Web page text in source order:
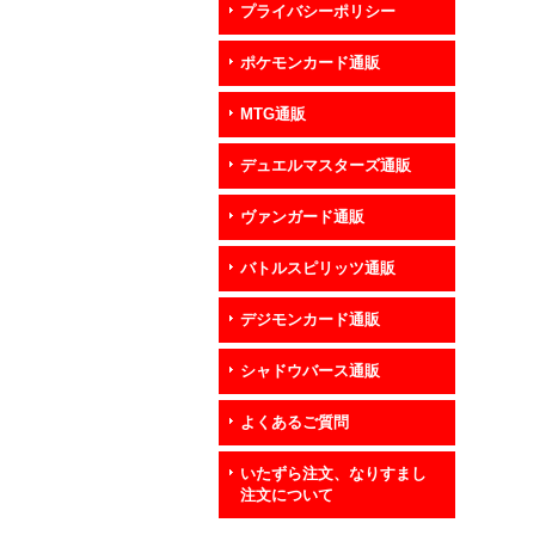
プライバシーポリシー
ポケモンカード通販
MTG通販
デュエルマスターズ通販
ヴァンガード通販
バトルスピリッツ通販
デジモンカード通販
シャドウバース通販
よくあるご質問
いたずら注文、なりすまし
注文について